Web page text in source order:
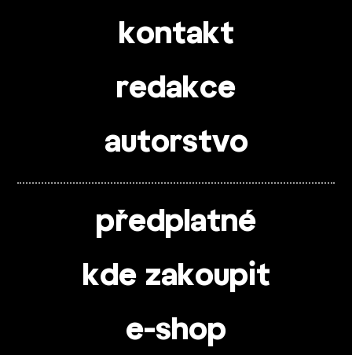
kontakt
redakce
autorstvo
předplatné
kde zakoupit
e-shop